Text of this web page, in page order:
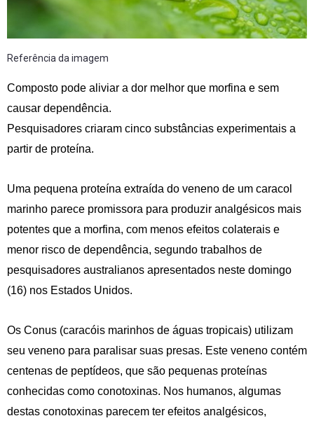
Referência da imagem
Composto pode aliviar a dor melhor que morfina e sem
causar dependência.
Pesquisadores criaram cinco substâncias experimentais a
partir de proteína.
Uma pequena proteína extraída do veneno de um caracol
marinho parece promissora para produzir analgésicos mais
potentes que a morfina, com menos efeitos colaterais e
menor risco de dependência, segundo trabalhos de
pesquisadores australianos apresentados neste domingo
(16) nos Estados Unidos.
Os Conus (caracóis marinhos de águas tropicais) utilizam
seu veneno para paralisar suas presas. Este veneno contém
centenas de peptídeos, que são pequenas proteínas
conhecidas como conotoxinas. Nos humanos, algumas
destas conotoxinas parecem ter efeitos analgésicos,